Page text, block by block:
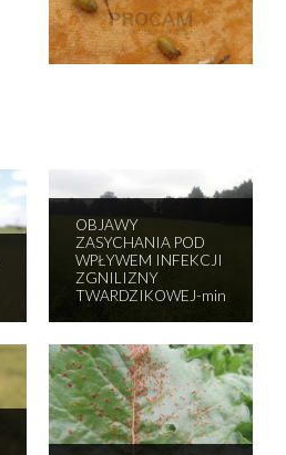
OBJAWY
ZASYCHANIA POD
WPŁYWEM INFEKCJI
ZGNILIZNY
TWARDZIKOWEJ-min